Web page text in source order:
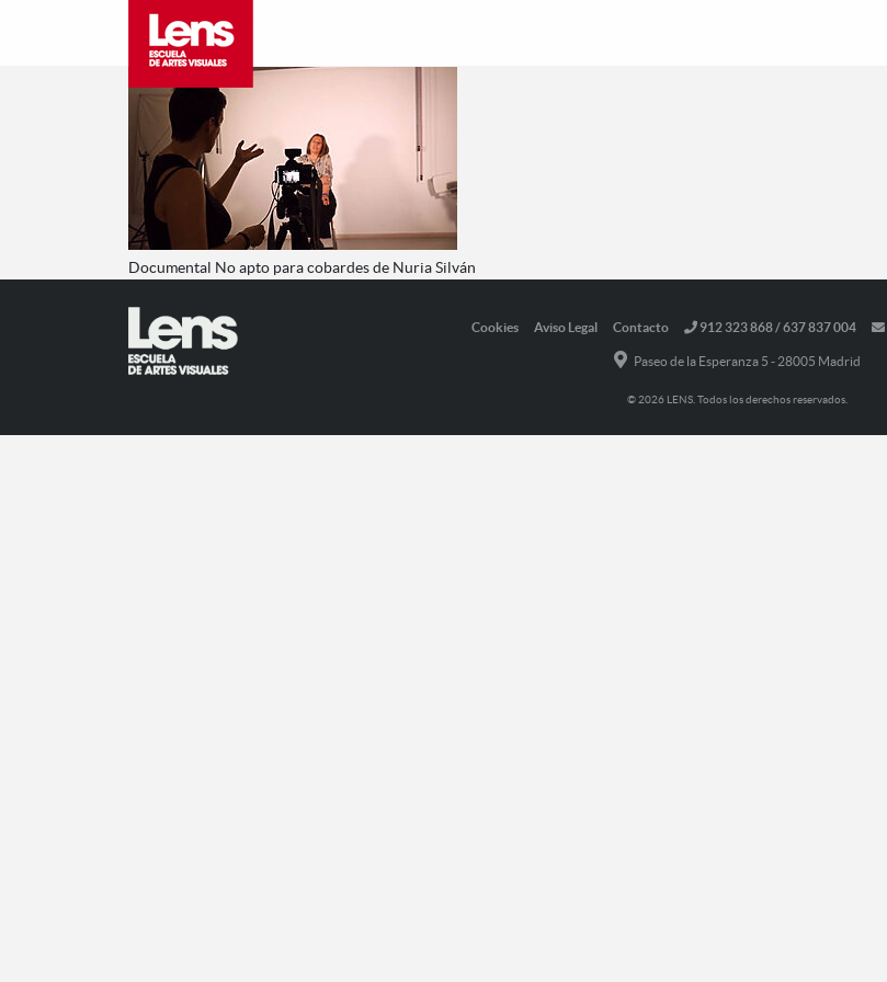
Documental No apto para cobardes de Nuria Silván
Cookies Aviso Legal Contacto 912 323 868 / 637 837 004
Paseo de la Esperanza 5 - 28005 Madrid
© 2026 LENS. Todos los derechos reservados.